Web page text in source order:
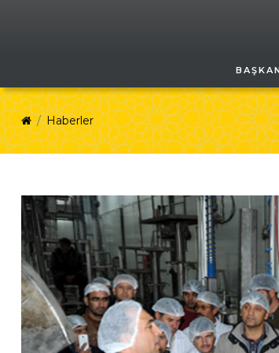
BAŞKAN
Haberler